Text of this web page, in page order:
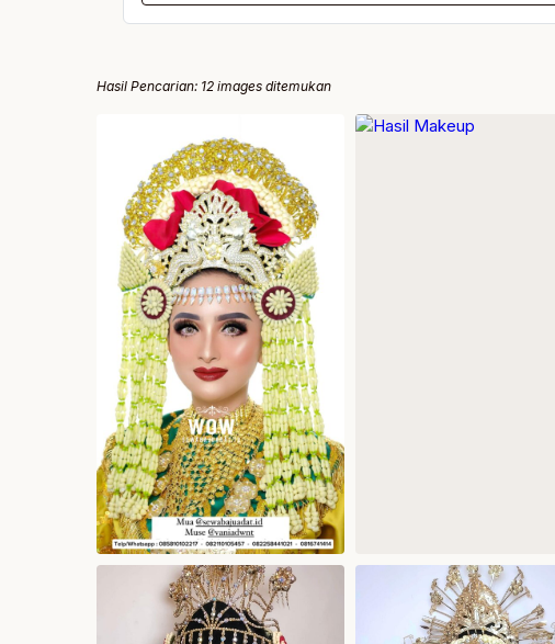
Hasil Pencarian: 12 images ditemukan